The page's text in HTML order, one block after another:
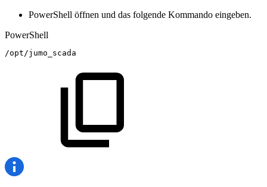
PowerShell öffnen und das folgende Kommando eingeben.
PowerShell
/opt/jumo_scada